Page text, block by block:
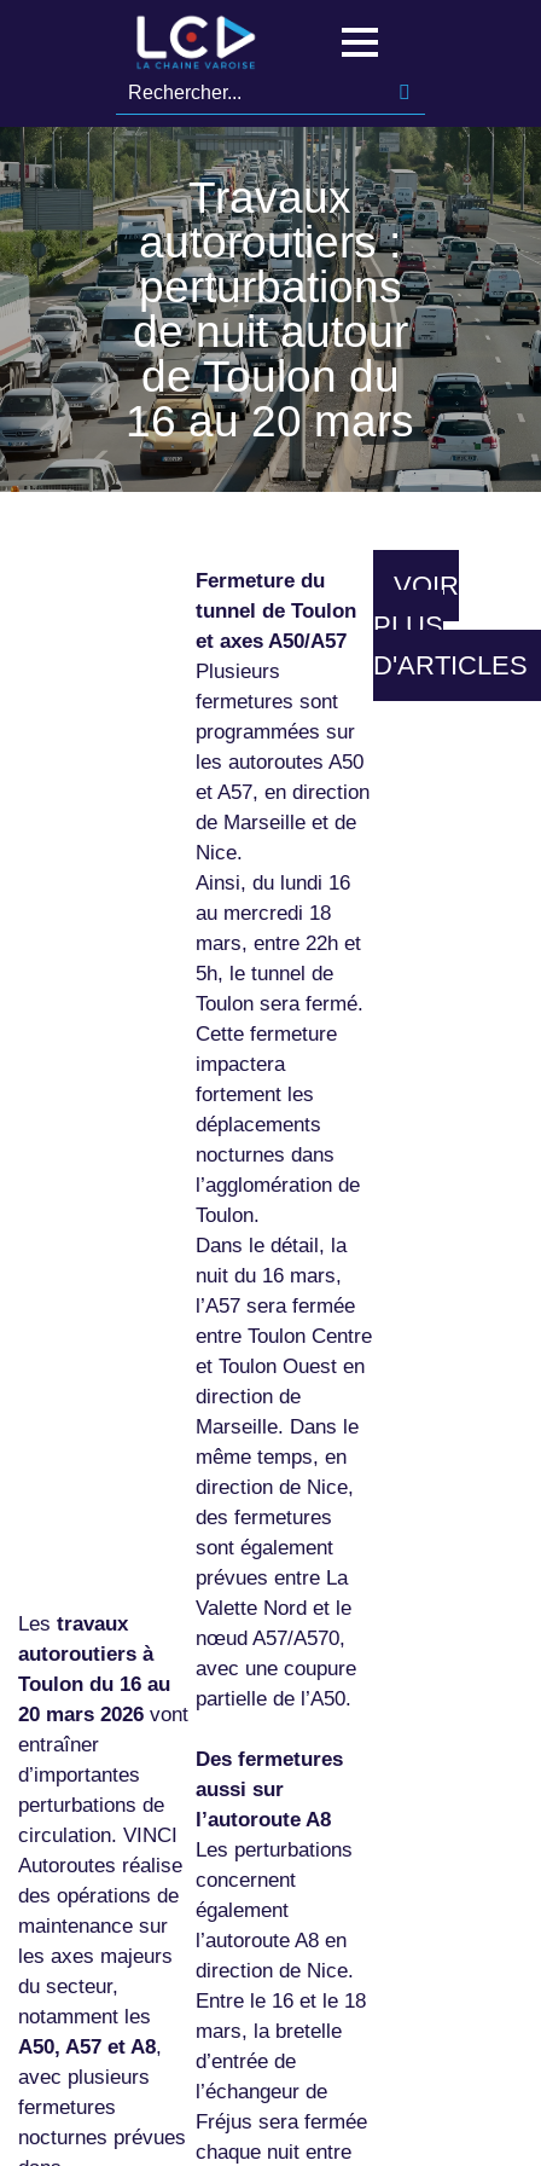
Travaux
autoroutiers :
perturbations
de nuit autour
de Toulon du
16 au 20 mars
Les travaux
autoroutiers à
Toulon du 16 au
20 mars 2026 vont
entraîner
d’importantes
perturbations de
circulation. VINCI
Autoroutes réalise
des opérations de
maintenance sur
les axes majeurs
du secteur,
notamment les
A50, A57 et A8,
avec plusieurs
fermetures
nocturnes prévues
Fermeture du
tunnel de Toulon
et axes A50/A57
Plusieurs
fermetures sont
programmées sur
les autoroutes A50
et A57, en direction
de Marseille et de
Nice.
Ainsi, du lundi 16
au mercredi 18
mars, entre 22h et
5h, le tunnel de
Toulon sera fermé.
Cette fermeture
impactera
fortement les
déplacements
nocturnes dans
l’agglomération de
Toulon.
Dans le détail, la
nuit du 16 mars,
l’A57 sera fermée
entre Toulon Centre
et Toulon Ouest en
direction de
Marseille. Dans le
même temps, en
direction de Nice,
des fermetures
sont également
prévues entre La
Valette Nord et le
nœud A57/A570,
avec une coupure
partielle de l’A50.
Des fermetures
aussi sur
l’autoroute A8
Les perturbations
concernent
également
l’autoroute A8 en
direction de Nice.
Entre le 16 et le 18
mars, la bretelle
d’entrée de
l’échangeur de
Fréjus sera fermée
chaque nuit entre
VOIR
PLUS
D'ARTICLES